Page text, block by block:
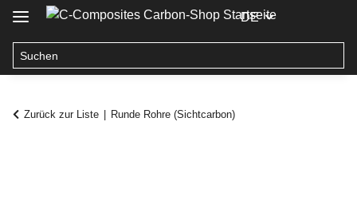
DE
Zurück zur Liste Runde Rohre (Sichtcarbon)